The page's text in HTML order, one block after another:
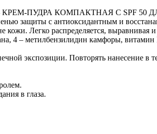
– КРЕМ-ПУДРА КОМПАКТНАЯ С
защиты с антиоксидантным и
Легко распределяется, выравнивая
4 – метилбензилидин камфоры,
экспозиции. Повторять нанесение в
в глаза.